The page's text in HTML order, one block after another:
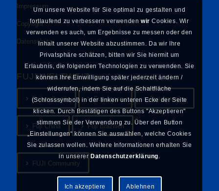
Impressum
Copyright
Datenschutz
FUJI WELTWEIT
Fuji weltweit Fuji Japan Fuji Amerika
Fuji China Fuji Brazilien
FUJI Community
Um unsere Website für Sie optimal zu gestalten und
fortlaufend zu verbessern verwenden wir Cookies. Wir
verwenden es auch, um Ergebnisse zu messen oder den
Inhalt unserer Website abzustimmen. Da wir Ihre
Privatsphäre schätzen, bitten wir Sie hiermit um
Erlaubnis, die folgenden Technologien zu verwenden. Sie
können Ihre Einwilligung später jederzeit ändern /
widerrufen, indem Sie auf die Schaltfläche
(Schlosssymbol) in der linken unteren Ecke der Seite
klicken. Durch Bestätigen des Buttons "Akzeptieren"
stimmen Sie der Verwendung zu. Über den Button
„Einstellungen“ können Sie auswählen, welche Cookies
Sie zulassen wollen. Weitere Informationen erhalten Sie
in unserer Datenschutzerklärung.
Ich akzeptiere Ablehnen